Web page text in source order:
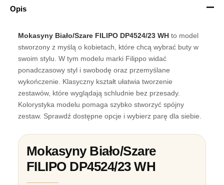
Opis
Mokasyny Biało/Szare FILIPO DP4524/23 WH to model
stworzony z myślą o kobietach, które chcą wybrać buty w
swoim stylu. W tym modelu marki Filippo widać
ponadczasowy styl i swobodę oraz przemyślane
wykończenie. Klasyczny kształt ułatwia tworzenie
zestawów, które wyglądają schludnie bez przesady.
Kolorystyka modelu pomaga szybko stworzyć spójny
zestaw. Sprawdź dostępne opcje i wybierz parę dla siebie.
Mokasyny Biało/Szare
FILIPO DP4524/23 WH